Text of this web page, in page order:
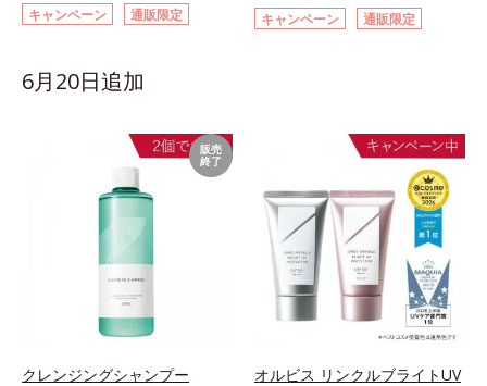
キャンペーン 通販限定 キャンペーン 通販限定
6月20日追加
販売
終了
クレンジングシャンプー
オルビス リンクルブライトUV